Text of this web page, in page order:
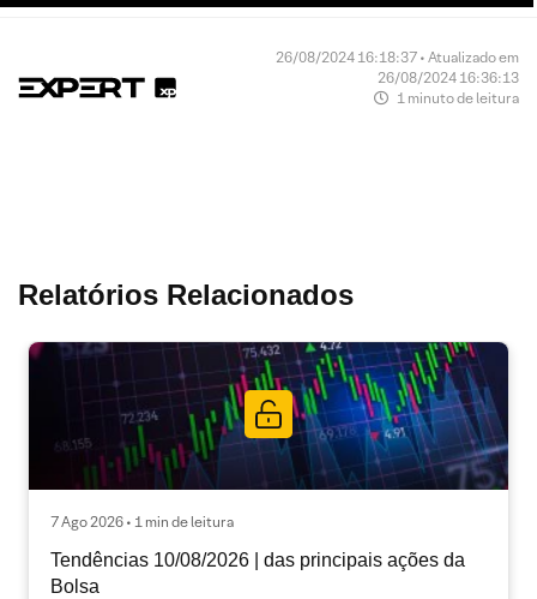
26/08/2024 16:18:37 • Atualizado em
26/08/2024 16:36:13
1 minuto de leitura
Relatórios Relacionados
7 Ago 2026 • 1 min de leitura
Tendências 10/08/2026 | das principais ações da
Bolsa